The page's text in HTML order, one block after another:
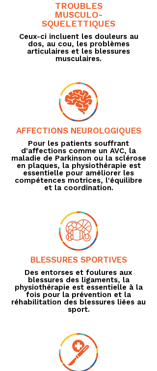
TROUBLES
MUSCULO-
SQUELETTIQUES
Ceux-ci incluent les douleurs au
dos, au cou, les problèmes
articulaires et les blessures
musculaires.
AFFECTIONS NEUROLOGIQUES
Pour les patients souffrant
d'affections comme un AVC, la
maladie de Parkinson ou la sclérose
en plaques, la physiothérapie est
essentielle pour améliorer les
compétences motrices, l'équilibre
et la coordination.
BLESSURES SPORTIVES
Des entorses et foulures aux
blessures des ligaments, la
physiothérapie est essentielle à la
fois pour la prévention et la
réhabilitation des blessures liées au
sport.